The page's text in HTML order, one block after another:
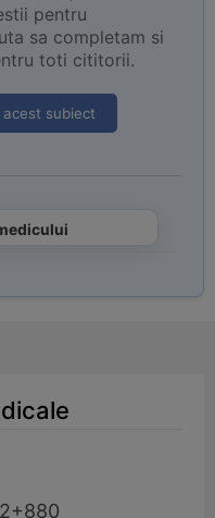
pentru
sa completam si
toti cititorii.
subiect